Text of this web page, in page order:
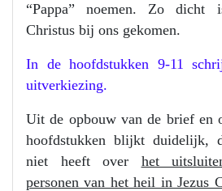
“Pappa” noemen. Zo
Christus bij ons gekomen.
In de hoofdstukken 9-11
uitverkiezing.
Uit de opbouw van de brief en
hoofdstukken blijkt duidelijk,
niet heeft over het
personen van het heil in Jezus